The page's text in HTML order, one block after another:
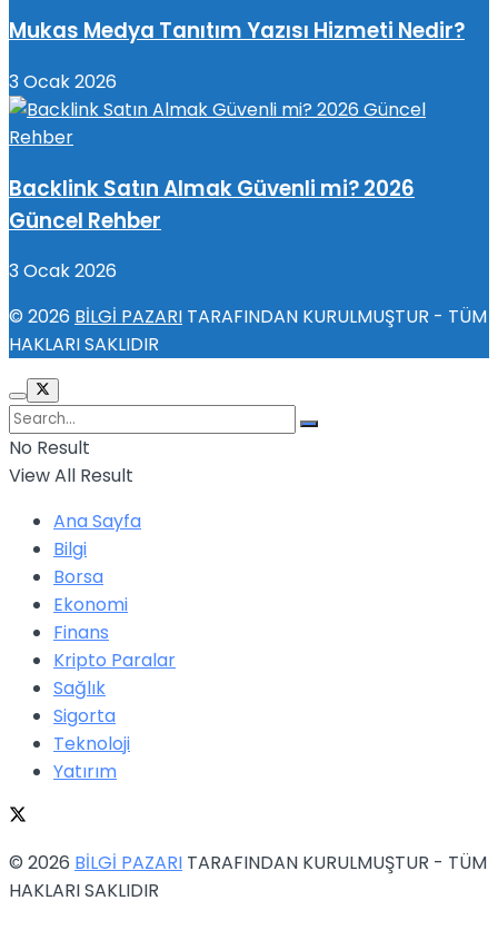
Mukas Medya Tanıtım Yazısı Hizmeti Nedir?
3 Ocak 2026
Backlink Satın Almak Güvenli mi? 2026
Güncel Rehber
3 Ocak 2026
© 2026 BİLGİ PAZARI TARAFINDAN KURULMUŞTUR - TÜM
HAKLARI SAKLIDIR
No Result
View All Result
Ana Sayfa
Bilgi
Borsa
Ekonomi
Finans
Kripto Paralar
Sağlık
Sigorta
Teknoloji
Yatırım
© 2026 BİLGİ PAZARI TARAFINDAN KURULMUŞTUR - TÜM
HAKLARI SAKLIDIR